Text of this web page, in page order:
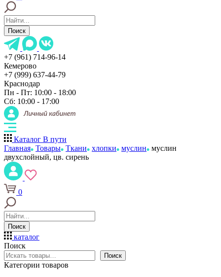
Поиск
+7 (961) 714-96-14
Кемерово
+7 (999) 637-44-79
Краснодар
Пн - Пт: 10:00 - 18:00
Сб: 10:00 - 17:00
Каталог В пути
Главная Товары Ткани хлопки муслин
муслин
двухслойный, цв. сирень
0
Поиск
каталог
Поиск
Поиск
Категории товаров